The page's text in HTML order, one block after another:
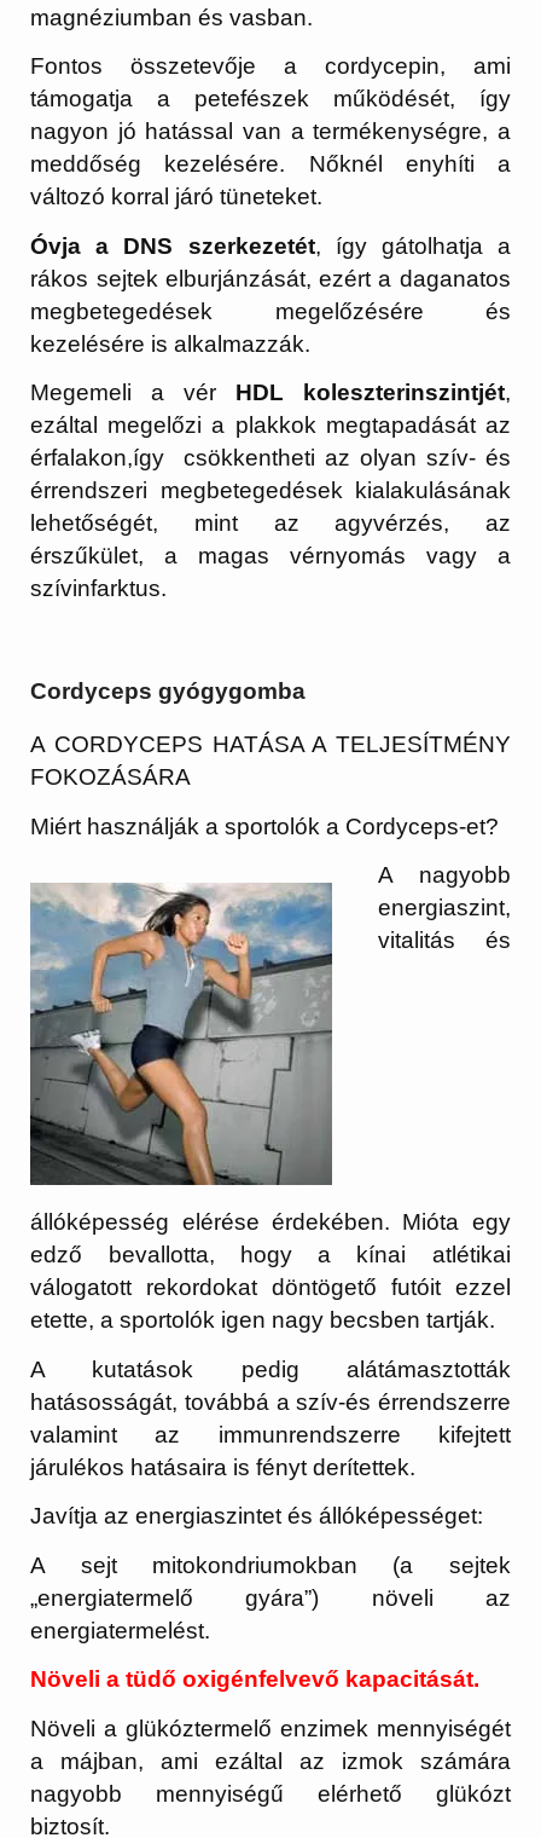
magnéziumban és vasban.
Fontos összetevője a cordycepin, ami
támogatja a petefészek működését, így
nagyon jó hatással van a termékenységre, a
meddőség kezelésére. Nőknél enyhíti a
változó korral járó tüneteket.
Óvja a DNS szerkezetét, így gátolhatja a
rákos sejtek elburjánzását, ezért a daganatos
megbetegedések megelőzésére és
kezelésére is alkalmazzák.
Megemeli a vér HDL koleszterinszintjét,
ezáltal megelőzi a plakkok megtapadását az
érfalakon,így csökkentheti az olyan szív- és
érrendszeri megbetegedések kialakulásának
lehetőségét, mint az agyvérzés, az
érszűkület, a magas vérnyomás vagy a
szívinfarktus.
Cordyceps gyógygomba
A CORDYCEPS HATÁSA A TELJESÍTMÉNY
FOKOZÁSÁRA
Miért használják a sportolók a Cordyceps-et?
A nagyobb
energiaszint,
vitalitás és
állóképesség elérése érdekében. Mióta egy
edző bevallotta, hogy a kínai atlétikai
válogatott rekordokat döntögető futóit ezzel
etette, a sportolók igen nagy becsben tartják.
A kutatások pedig alátámasztották
hatásosságát, továbbá a szív-és érrendszerre
valamint az immunrendszerre kifejtett
járulékos hatásaira is fényt derítettek.
Javítja az energiaszintet és állóképességet:
A sejt mitokondriumokban (a sejtek
„energiatermelő gyára”) növeli az
energiatermelést.
Növeli a tüdő oxigénfelvevő kapacitását.
Növeli a glükóztermelő enzimek mennyiségét
a májban, ami ezáltal az izmok számára
nagyobb mennyiségű elérhető glükózt
biztosít.